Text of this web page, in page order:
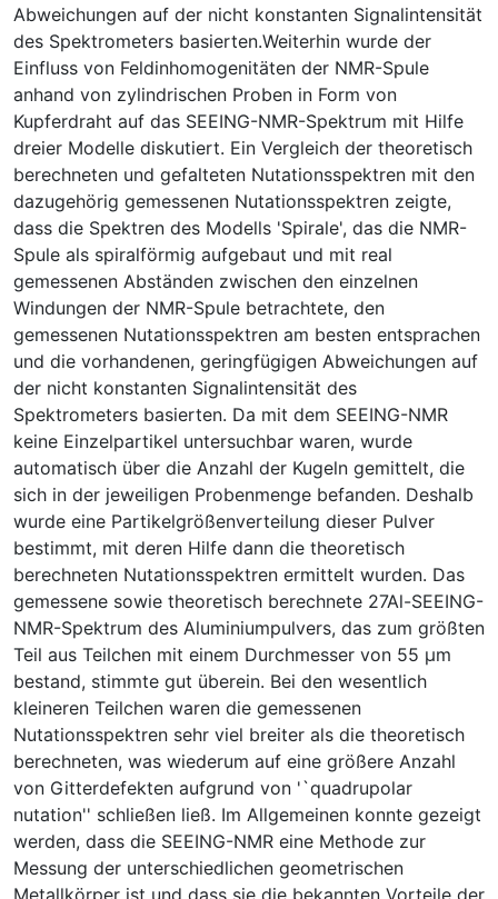
Abweichungen auf der nicht konstanten Signalintensität
des Spektrometers basierten.Weiterhin wurde der
Einfluss von Feldinhomogenitäten der NMR-Spule
anhand von zylindrischen Proben in Form von
Kupferdraht auf das SEEING-NMR-Spektrum mit Hilfe
dreier Modelle diskutiert. Ein Vergleich der theoretisch
berechneten und gefalteten Nutationsspektren mit den
dazugehörig gemessenen Nutationsspektren zeigte,
dass die Spektren des Modells 'Spirale', das die NMR-
Spule als spiralförmig aufgebaut und mit real
gemessenen Abständen zwischen den einzelnen
Windungen der NMR-Spule betrachtete, den
gemessenen Nutationsspektren am besten entsprachen
und die vorhandenen, geringfügigen Abweichungen auf
der nicht konstanten Signalintensität des
Spektrometers basierten. Da mit dem SEEING-NMR
keine Einzelpartikel untersuchbar waren, wurde
automatisch über die Anzahl der Kugeln gemittelt, die
sich in der jeweiligen Probenmenge befanden. Deshalb
wurde eine Partikelgrößenverteilung dieser Pulver
bestimmt, mit deren Hilfe dann die theoretisch
berechneten Nutationsspektren ermittelt wurden. Das
gemessene sowie theoretisch berechnete 27Al-SEEING-
NMR-Spektrum des Aluminiumpulvers, das zum größten
Teil aus Teilchen mit einem Durchmesser von 55 µm
bestand, stimmte gut überein. Bei den wesentlich
kleineren Teilchen waren die gemessenen
Nutationsspektren sehr viel breiter als die theoretisch
berechneten, was wiederum auf eine größere Anzahl
von Gitterdefekten aufgrund von '`quadrupolar
nutation'' schließen ließ. Im Allgemeinen konnte gezeigt
werden, dass die SEEING-NMR eine Methode zur
Messung der unterschiedlichen geometrischen
Metallkörper ist und dass sie die bekannten Vorteile der